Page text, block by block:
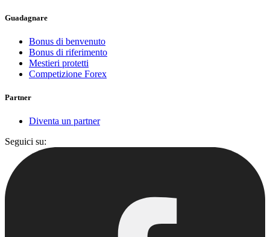
Guadagnare
Bonus di benvenuto
Bonus di riferimento
Mestieri protetti
Competizione Forex
Partner
Diventa un partner
Seguici su: